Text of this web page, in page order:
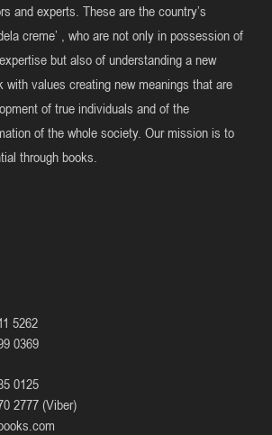
and experts. These are the country’s
creme’ , who are not only in possession of
but also of understanding a new
with values creating new meanings that are
of true individuals and of the
of the whole society. Our mission is to
through books.
5262
0369
0125
2777 (Viber)